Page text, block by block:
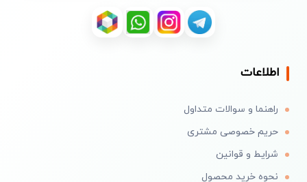
اطلاعات
راهنما و سوالات متداول
حریم خصوصی مشتری
شرایط و قوانین
نحوه خرید محصول